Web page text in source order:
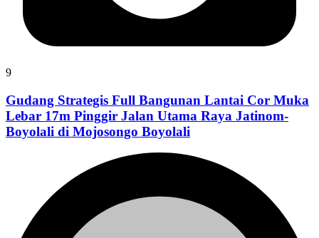
9
Gudang Strategis Full Bangunan Lantai Cor Muka
Lebar 17m Pinggir Jalan Utama Raya Jatinom-
Boyolali di Mojosongo Boyolali